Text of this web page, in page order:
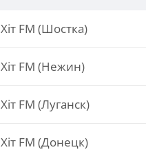
Хіт FM (Шостка)
Хіт FM (Нежин)
Хіт FM (Луганск)
Хіт FM (Донецк)